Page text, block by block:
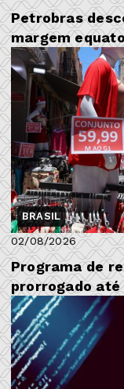
Petrobras
margem
BRASIL
02/08/2026
Programa de
prorrogado até